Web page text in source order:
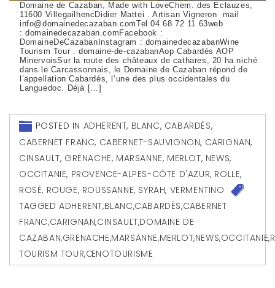
Domaine de Cazaban, Made with LoveChem. des Eclauzes,
11600 VillegailhencDidier Mattei . Artisan Vigneron mail
info@domainedecazaban.comTel 04 68 72 11 63web
: domainedecazaban.comFacebook :
DomaineDeCazabanInstagram : domainedecazabanWine
Tourism Tour : domaine-de-cazabanAop Cabardès AOP
MinervoisSur la route des châteaux de cathares, 20 ha niché
dans le Carcassonnais, le Domaine de Cazaban répond de
l’appellation Cabardès, l’une des plus occidentales du
Languedoc. Déjà […]
POSTED IN ADHERENT, BLANC, CABARDÈS,
CABERNET FRANC, CABERNET-SAUVIGNON, CARIGNAN,
CINSAULT, GRENACHE, MARSANNE, MERLOT, NEWS,
OCCITANIE, PROVENCE-ALPES-CÔTE D'AZUR, ROLLE,
ROSÉ, ROUGE, ROUSSANNE, SYRAH, VERMENTINO
TAGGEDADHERENT,BLANC,CABARDÈS,CABERNET
FRANC,CARIGNAN,CINSAULT,DOMAINE DE
CAZABAN,GRENACHE,MARSANNE,MERLOT,NEWS,OCCITANIE,
TOURISM TOUR,ŒNOTOURISME